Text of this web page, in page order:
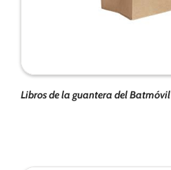
Libros de la guantera del Batmóvil